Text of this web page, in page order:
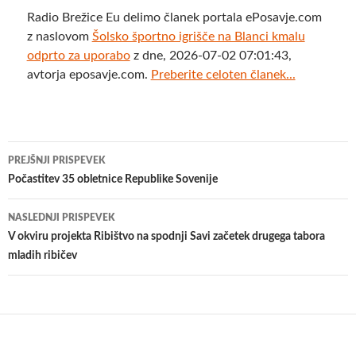
Radio Brežice Eu delimo članek portala ePosavje.com
z naslovom Šolsko športno igrišče na Blanci kmalu
odprto za uporaboz dne, 2026-07-02 07:01:43,
avtorja eposavje.com. Preberite celoten članek...
Krmarjenje
po
prispevkih
PREJŠNJI PRISPEVEK
Počastitev 35 obletnice Republike Sovenije
NASLEDNJI PRISPEVEK
​V okviru projekta Ribištvo na spodnji Savi začetek drugega tabora
mladih ribičev